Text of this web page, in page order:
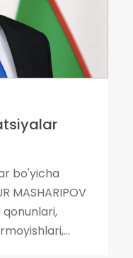
bo'yicha
MASHARIPOV
qonunlari,